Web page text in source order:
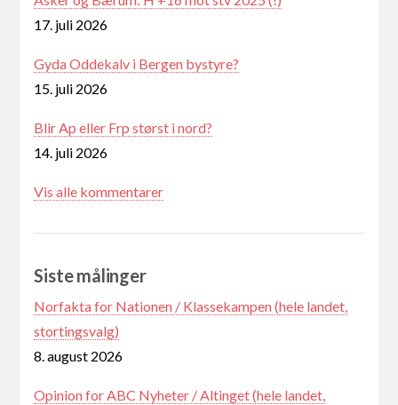
17. juli 2026
Gyda Oddekalv i Bergen bystyre?
15. juli 2026
Blir Ap eller Frp størst i nord?
14. juli 2026
Vis alle kommentarer
Siste målinger
Norfakta for Nationen / Klassekampen (hele landet,
stortingsvalg)
8. august 2026
Opinion for ABC Nyheter / Altinget (hele landet,